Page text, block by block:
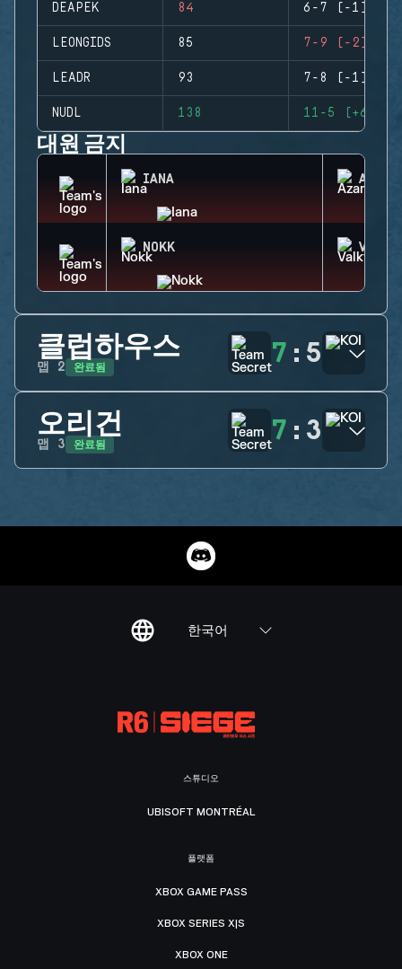
DEAPEK 84 6-7 (-1)
LEONGIDS 85 7-9 (-2)
LEADR 93 7-8 (-1)
NUDL 138 11-5 (+6)
대원 금지
IANA AZAMI
NOKK
클럽하우스
맵 2 완료됨 7 : 5
오리건
맵 3 완료됨 7 : 3
한국어
스튜디오
UBISOFT MONTRÉAL
플랫폼
XBOX GAME PASS
XBOX SERIES X|S
XBOX ONE